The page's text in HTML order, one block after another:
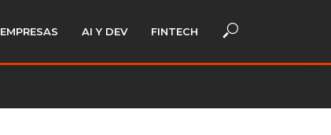
EMPRESAS AI Y DEV FINTECH